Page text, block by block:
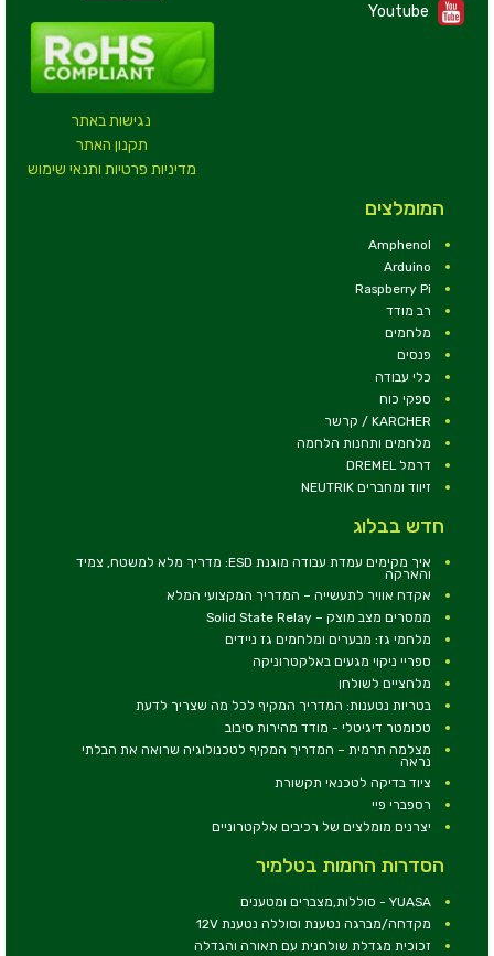
נגישות באתר
תקנון האתר
מדיניות פרטיות ותנאי שימוש
Youtube
המומלצים
Amphenol
Arduino
Raspberry Pi
רב מודד
מלחמים
פנסים
כלי עבודה
ספקי כוח
KARCHER / קרשר
מלחמים ותחנות הלחמה
דרמל DREMEL
זיווד ומחברים NEUTRIK
חדש בבלוג
איך מקימים עמדת עבודה מוגנת ESD: מדריך מלא למשטח, צמיד
והארקה
אקדח אוויר לתעשייה – המדריך המקצועי המלא
ממסרים מצב מוצק – Solid State Relay
מלחמי גז: מבערים ומלחמים גז ניידים
ספריי ניקוי מגעים באלקטרוניקה
מלחציים לשולחן
בטריות נטענות: המדריך המקיף לכל מה שצריך לדעת
טכומטר דיגיטלי - מודד מהירות סיבוב
מצלמה תרמית – המדריך המקיף לטכנולוגיה שרואה את הבלתי
נראה
ציוד בדיקה לטכנאי תקשורת
רספברי פיי
יצרנים מומלצים של רכיבים אלקטרוניים
הסדרות החמות בטלמיר
YUASA - סוללות,מצברים ומטענים
מקדחה/מברגה נטענת וסוללה נטענת 12V
זכוכית מגדלת שולחנית עם תאורה והגדלה